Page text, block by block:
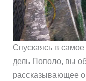
Спускаясь в
дель Пополо, вы
рассказывающее о